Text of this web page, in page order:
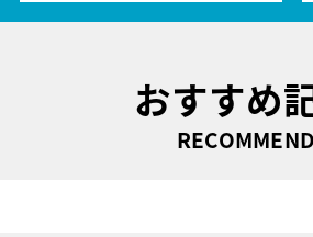
おすすめ
RECOMMEND